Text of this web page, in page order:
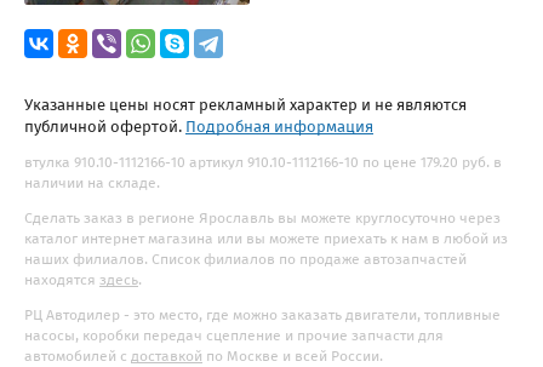
Указанные цены носят рекламный характер и не являются
публичной офертой. Подробная информация
втулка 910.10-1112166-10 артикул 910.10-1112166-10 по цене 179.20 руб. в
наличии на складе.
Сделать заказ в регионе Ярославль вы можете круглосуточно через
каталог интернет магазина или вы можете приехать к нам в любой из
наших филиалов. Список филиалов по продаже автозапчастей
находятся здесь.
РЦ Автодилер - это место, где можно заказать двигатели, топливные
насосы, коробки передач сцепление и прочие запчасти для
автомобилей с доставкой по Москве и всей России.